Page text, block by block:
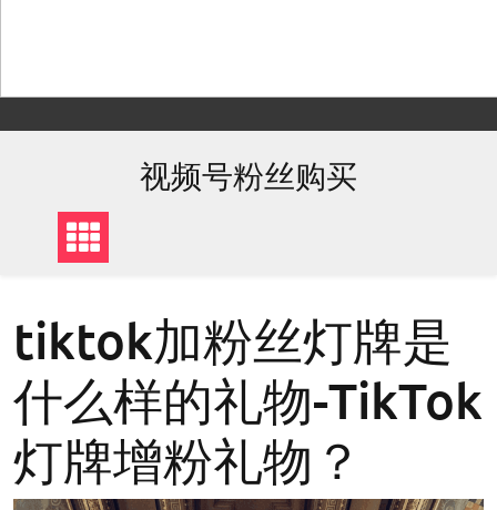
to
视频号粉丝购买
tiktok加粉丝灯牌是
什么样的礼物-TikTok
灯牌增粉礼物？